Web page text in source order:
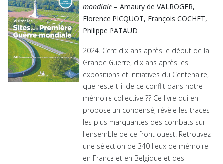
mondiale – Amaury de VALROGER,
Florence PICQUOT, François COCHET,
Philippe PATAUD
2024. Cent dix ans après le début de la
Grande Guerre, dix ans après les
expositions et initiatives du Centenaire,
que reste-t-il de ce conflit dans notre
mémoire collective ?? Ce livre qui en
propose un condensé, révèle les traces
les plus marquantes des combats sur
l'ensemble de ce front ouest. Retrouvez
une sélection de 340 lieux de mémoire
en France et en Belgique et des